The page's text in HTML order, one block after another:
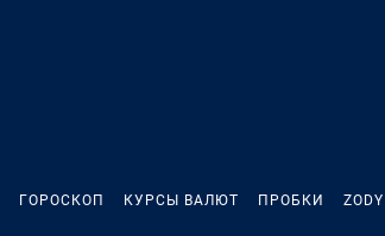
ГОРОСКОП КУРСЫ ВАЛЮТ ПРОБКИ ZODY